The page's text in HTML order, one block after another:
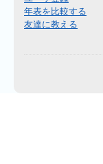
年表を比較する
友達に教える